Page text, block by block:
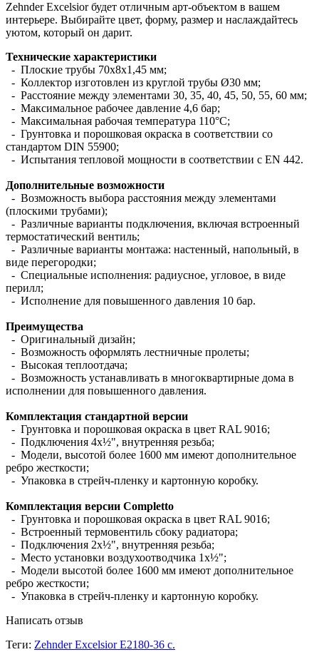
Zehnder Excelsior будет отличным арт-объектом в вашем
интерьере. Выбирайте цвет, форму, размер и наслаждайтесь
уютом, который он дарит.
Технические характеристики
- Плоские трубы 70х8х1,45 мм;
- Коллектор изготовлен из круглой трубы Ø30 мм;
- Расстояние между элементами 30, 35, 40, 45, 50, 55, 60 мм;
- Максимальное рабочее давление 4,6 бар;
- Максимальная рабочая температура 110°С;
- Грунтовка и порошковая окраска в соответствии со
стандартом DIN 55900;
- Испытания тепловой мощности в соответствии с EN 442.
Дополнительные возможности
- Возможность выбора расстояния между элементами
(плоскими трубами);
- Различные варианты подключения, включая встроенный
термостатический вентиль;
- Различные варианты монтажа: настенный, напольный, в
виде перегородки;
- Специальные исполнения: радиусное, угловое, в виде
перилл;
- Исполнение для повышенного давления 10 бар.
Преимущества
- Оригинальный дизайн;
- Возможность оформлять лестничные пролеты;
- Высокая теплоотдача;
- Возможность устанавливать в многоквартирные дома в
исполнении для повышенного давления.
Комплектация стандартной версии
- Грунтовка и порошковая окраска в цвет RAL 9016;
- Подключения 4х½", внутренняя резьба;
- Модели, высотой более 1600 мм имеют дополнительное
ребро жесткости;
- Упаковка в стрейч-пленку и картонную коробку.
Комплектация версии Completto
- Грунтовка и порошковая окраска в цвет RAL 9016;
- Встроенный термовентиль сбоку радиатора;
- Подключения 2х½", внутренняя резьба;
- Место установки воздухоотводчика 1х½";
- Модели высотой более 1600 мм имеют дополнительное
ребро жесткости;
- Упаковка в стрейч-пленку и картонную коробку.
Написать отзыв
Теги: Zehnder Excelsior E2180-36 с.